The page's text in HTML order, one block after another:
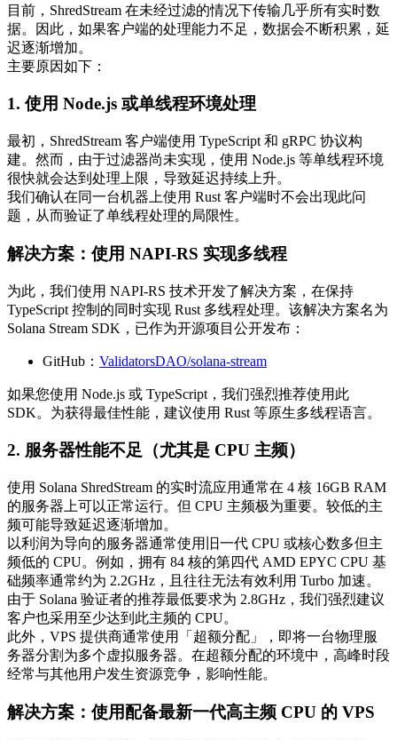
目前，ShredStream 在未经过滤的情况下传输几乎所有实时数
据。因此，如果客户端的处理能力不足，数据会不断积累，延
迟逐渐增加。
主要原因如下：
1. 使用 Node.js 或单线程环境处理
最初，ShredStream 客户端使用 TypeScript 和 gRPC 协议构
建。然而，由于过滤器尚未实现，使用 Node.js 等单线程环境
很快就会达到处理上限，导致延迟持续上升。
我们确认在同一台机器上使用 Rust 客户端时不会出现此问
题，从而验证了单线程处理的局限性。
解决方案：使用 NAPI-RS 实现多线程
为此，我们使用 NAPI-RS 技术开发了解决方案，在保持
TypeScript 控制的同时实现 Rust 多线程处理。该解决方案名为
Solana Stream SDK，已作为开源项目公开发布：
GitHub： ValidatorsDAO/solana-stream
如果您使用 Node.js 或 TypeScript，我们强烈推荐使用此
SDK。为获得最佳性能，建议使用 Rust 等原生多线程语言。
2. 服务器性能不足（尤其是 CPU 主频）
使用 Solana ShredStream 的实时流应用通常在 4 核 16GB RAM
的服务器上可以正常运行。但 CPU 主频极为重要。较低的主
频可能导致延迟逐渐增加。
以利润为导向的服务器通常使用旧一代 CPU 或核心数多但主
频低的 CPU。例如，拥有 84 核的第四代 AMD EPYC CPU 基
础频率通常约为 2.2GHz，且往往无法有效利用 Turbo 加速。
由于 Solana 验证者的推荐最低要求为 2.8GHz，我们强烈建议
客户也采用至少达到此主频的 CPU。
此外，VPS 提供商通常使用「超额分配」，即将一台物理服
务器分割为多个虚拟服务器。在超额分配的环境中，高峰时段
经常与其他用户发生资源竞争，影响性能。
解决方案：使用配备最新一代高主频 CPU 的 VPS